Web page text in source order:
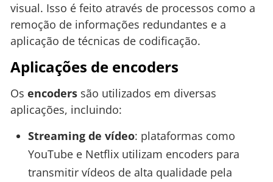
visual. Isso é feito através de processos como a
remoção de informações redundantes e a
aplicação de técnicas de codificação.
Aplicações de encoders
Os encoders são utilizados em diversas
aplicações, incluindo:
Streaming de vídeo: plataformas como
YouTube e Netflix utilizam encoders para
transmitir vídeos de alta qualidade pela